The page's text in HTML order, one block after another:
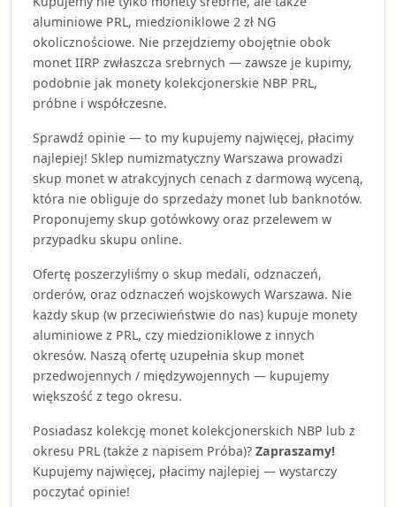
aluminiowe PRL, miedzioniklowe 2 zł NG
okolicznościowe. Nie przejdziemy obojętnie obok
monet IIRP zwłaszcza srebrnych — zawsze je kupimy,
podobnie jak monety kolekcjonerskie NBP PRL,
próbne i współczesne.
Sprawdź opinie — to my kupujemy najwięcej, płacimy
najlepiej! Sklep numizmatyczny Warszawa prowadzi
skup monet w atrakcyjnych cenach z darmową wyceną,
która nie obliguje do sprzedaży monet lub banknotów.
Proponujemy skup gotówkowy oraz przelewem w
przypadku skupu online.
Ofertę poszerzyliśmy o skup medali, odznaczeń,
orderów, oraz odznaczeń wojskowych Warszawa. Nie
każdy skup (w przeciwieństwie do nas) kupuje monety
aluminiowe z PRL, czy miedzioniklowe z innych
okresów. Naszą ofertę uzupełnia skup monet
przedwojennych / międzywojennych — kupujemy
większość z tego okresu.
Posiadasz kolekcję monet kolekcjonerskich NBP lub z
okresu PRL (także z napisem Próba)? Zapraszamy!
Kupujemy najwięcej, płacimy najlepiej — wystarczy
poczytać opinie!